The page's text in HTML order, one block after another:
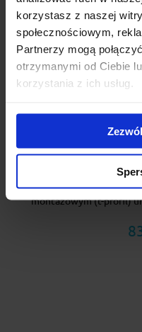
korzystasz z naszej
społecznościowym,
Partnerzy mogą
otrzymanymi od Ciebie
korzystania z ich usług.
Cruz Alu Cargo AF
Cruz Alu - Solidny mocny
montażowym (t-profil)